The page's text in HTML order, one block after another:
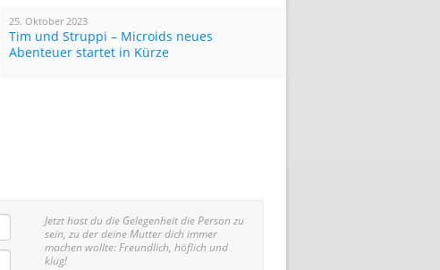
25. Oktober 2023
Tim und Struppi – Microids neues
Abenteuer startet in Kürze
Jetzt hast du die Gelegenheit die Person zu
sein, zu der deine Mutter dich immer
machen wollte: Freundlich, höflich und
klug!